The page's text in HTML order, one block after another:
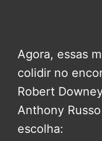
Agora, essas
colidir no
Robert
Anthony
escolha: